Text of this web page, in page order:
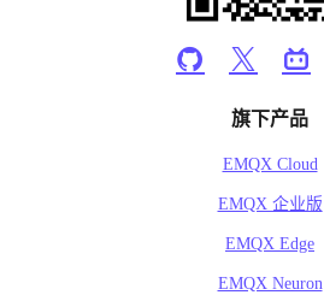
旗下产品
EMQX Cloud
EMQX 企业版
EMQX Edge
EMQX Neuron